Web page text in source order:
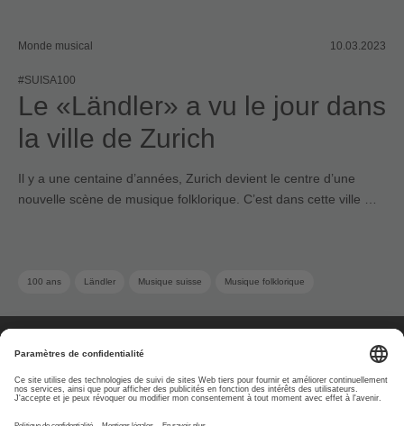
Monde musical 10.03.2023
#SUISA100
Le «Ländler» a vu le jour dans
la ville de Zurich
Il y a une centaine d’années, Zurich devient le centre d’une
nouvelle scène de musique folklorique. C’est dans cette ville …
100 ans Ländler Musique suisse Musique folklorique
www.suisa.ch